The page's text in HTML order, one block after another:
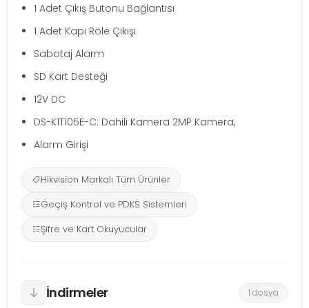
1 Adet Çıkış Butonu Bağlantısı
1 Adet Kapı Röle Çıkışı
Sabotaj Alarm
SD Kart Desteği
12V DC
DS-K1T105E-C: Dahili Kamera 2MP Kamera,
Alarm Girişi
Hikvision Markalı Tüm Ürünler
Geçiş Kontrol ve PDKS Sistemleri
Şifre ve Kart Okuyucular
İndirmeler 1 dosya